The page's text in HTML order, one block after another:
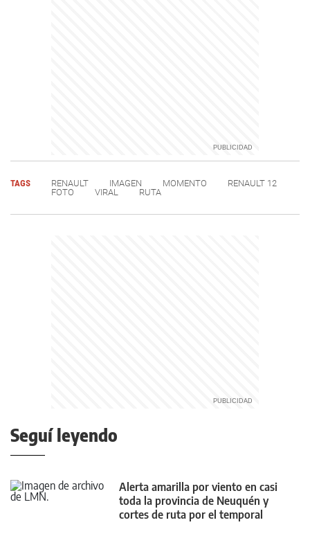
TAGS RENAULT IMAGEN MOMENTO
RENAULT 12
FOTO
VIRAL RUTA
Seguí leyendo
Alerta amarilla por viento en casi
toda la provincia de Neuquén y
cortes de ruta por el temporal